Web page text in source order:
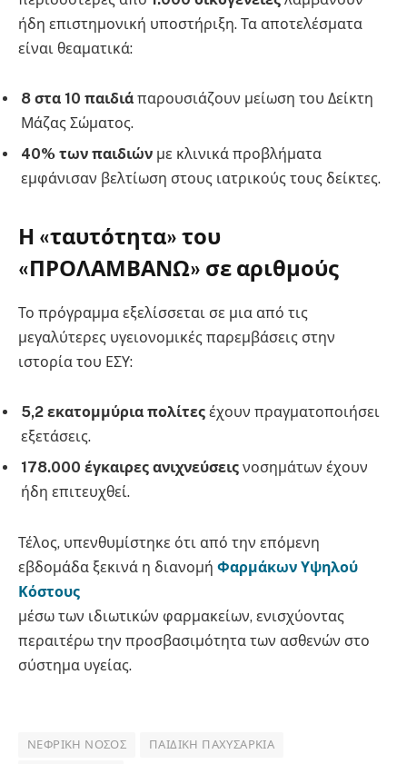
ήδη επιστημονική υποστήριξη. Τα αποτελέσματα
είναι θεαματικά:
8 στα 10 παιδιά παρουσιάζουν μείωση του Δείκτη
Μάζας Σώματος.
40% των παιδιών με κλινικά προβλήματα
εμφάνισαν βελτίωση στους ιατρικούς τους δείκτες.
Η «ταυτότητα» του
«ΠΡΟΛΑΜΒΑΝΩ» σε αριθμούς
Το πρόγραμμα εξελίσσεται σε μια από τις
μεγαλύτερες υγειονομικές παρεμβάσεις στην
ιστορία του ΕΣΥ:
5,2 εκατομμύρια πολίτες έχουν πραγματοποιήσει
εξετάσεις.
178.000 έγκαιρες ανιχνεύσεις νοσημάτων έχουν
ήδη επιτευχθεί.
Τέλος, υπενθυμίστηκε ότι από την επόμενη
εβδομάδα ξεκινά η διανομή Φαρμάκων Υψηλού
Κόστους
μέσω των ιδιωτικών φαρμακείων, ενισχύοντας
περαιτέρω την προσβασιμότητα των ασθενών στο
σύστημα υγείας.
ΝΕΦΡΙΚΉ ΝΌΣΟΣ ΠΑΙΔΙΚΉ ΠΑΧΥΣΑΡΚΊΑ